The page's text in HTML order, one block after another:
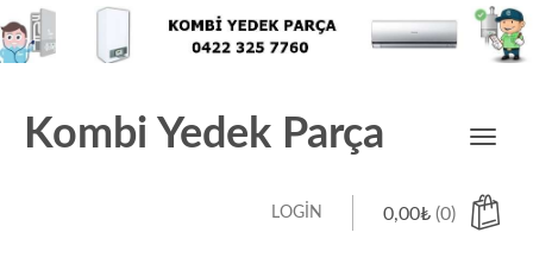
Kombi Yedek Parça
Toggle
0,00₺ (0)
LOGIN